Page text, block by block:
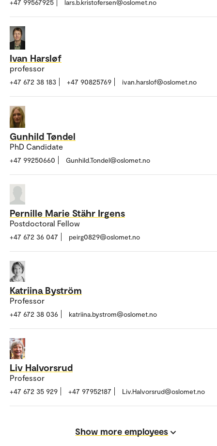
+47 99567925 lars.b.kristofersen@oslomet.no
Ivan Harsløf
professor
+47 672 38 183 +47 90825769 ivan.harslof@oslomet.no
Gunhild Tøndel
PhD Candidate
+47 99250660 Gunhild.Tondel@oslomet.no
Pernille Marie Stähr Irgens
Postdoctoral Fellow
+47 672 36 047 peirg0829@oslomet.no
Katriina Byström
Professor
+47 672 38 036 katriina.bystrom@oslomet.no
Liv Halvorsrud
Professor
+47 672 35 929 +47 97952187 Liv.Halvorsrud@oslomet.no
Show more employees